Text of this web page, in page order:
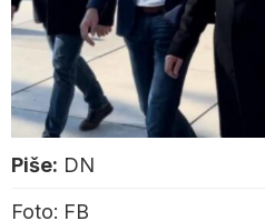
Piše: DN
Foto: FB